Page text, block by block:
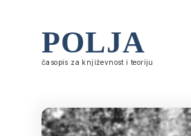
POLJA
časopis za književnost i teoriju